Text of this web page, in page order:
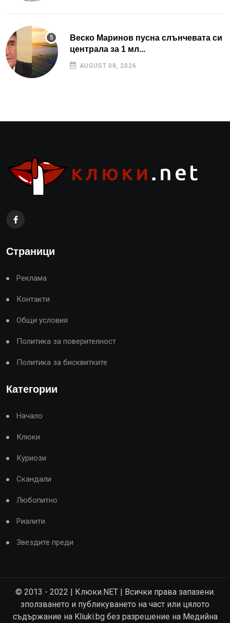
Веско Маринов пусна слънчевата си
централа за 1 мл...
AUGUST 08, 2026
Страници
Реклама
Контакти
Общи условия
Политика за поверителност
Политика за бисквитките
Категории
Начало
Клюки
Куриози
Скандали
Любопитно
Риалити
Звездите преди
© 2013 - 2022 | Клюки.NET | Всички права запазени.
зползването и публикуването на част или цялото
съдържание на Kliuki.bg без разрешение на Медийна